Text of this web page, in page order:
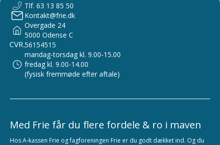
Tlf. 63 13 85 50
Kontakt@frie.dk
Overgade 24
5000 Odense C
56154515
mandag-torsdag kl. 9.00-15.00
fredag kl. 9.00-14.00
(fysisk fremmøde efter aftale)
Med Frie får du flere fordele & ro i maven
Hos A-kassen Frie og fagforeningen Frie er du godt dækket ind. Og du